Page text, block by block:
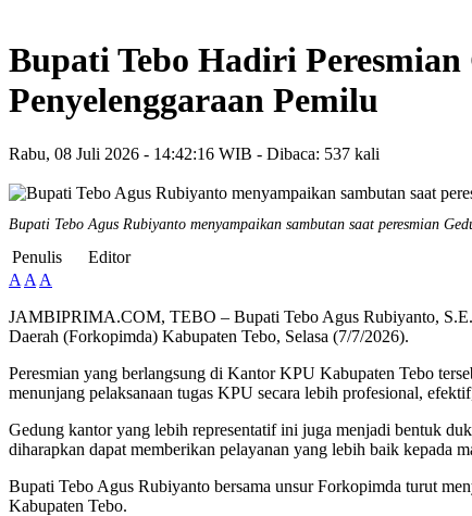
Bupati Tebo Hadiri
Penyelenggaraan Pemilu
Rabu, 08 Juli 2026 - 14:42:16 WIB - Dibaca: 537 kali
Bupati Tebo Agus Rubiyanto menyampaikan sambutan saat peresmian
Penulis
Editor
A A A
JAMBIPRIMA.COM, TEBO – Bupati Tebo Agus Rubiyanto,
Daerah (Forkopimda) Kabupaten Tebo, Selasa (7/7/2026).
Peresmian yang berlangsung di Kantor KPU Kabupaten Tebo
menunjang pelaksanaan tugas KPU secara lebih profesional,
Gedung kantor yang lebih representatif ini juga menjadi bentuk
diharapkan dapat memberikan pelayanan yang lebih baik kepada
Bupati Tebo Agus Rubiyanto bersama unsur Forkopimda turut
Kabupaten Tebo.